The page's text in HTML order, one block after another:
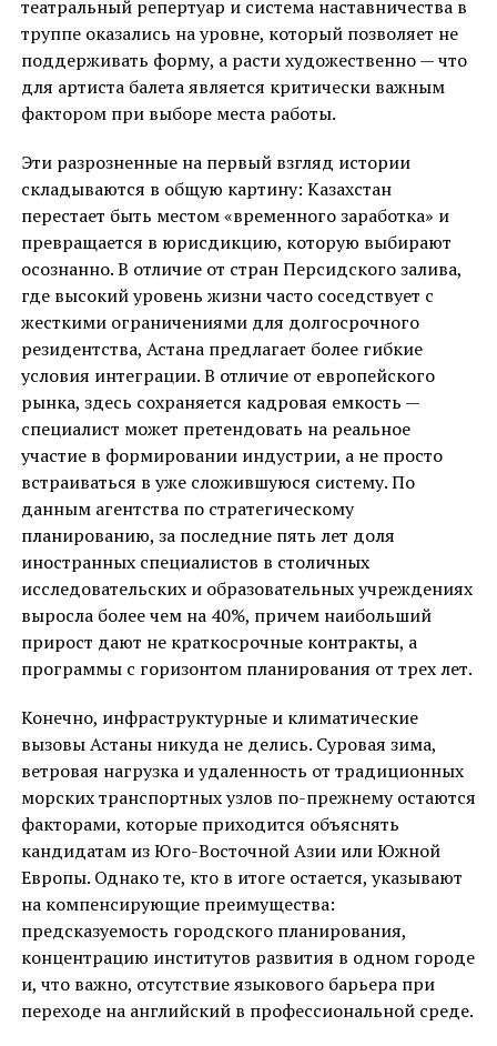
театральный репертуар и система наставничества в
труппе оказались на уровне, который позволяет не
поддерживать форму, а расти художественно — что
для артиста балета является критически важным
фактором при выборе места работы.
Эти разрозненные на первый взгляд истории
складываются в общую картину: Казахстан
перестает быть местом «временного заработка» и
превращается в юрисдикцию, которую выбирают
осознанно. В отличие от стран Персидского залива,
где высокий уровень жизни часто соседствует с
жесткими ограничениями для долгосрочного
резидентства, Астана предлагает более гибкие
условия интеграции. В отличие от европейского
рынка, здесь сохраняется кадровая емкость —
специалист может претендовать на реальное
участие в формировании индустрии, а не просто
встраиваться в уже сложившуюся систему. По
данным агентства по стратегическому
планированию, за последние пять лет доля
иностранных специалистов в столичных
исследовательских и образовательных учреждениях
выросла более чем на 40%, причем наибольший
прирост дают не краткосрочные контракты, а
программы с горизонтом планирования от трех лет.
Конечно, инфраструктурные и климатические
вызовы Астаны никуда не делись. Суровая зима,
ветровая нагрузка и удаленность от традиционных
морских транспортных узлов по-прежнему остаются
факторами, которые приходится объяснять
кандидатам из Юго-Восточной Азии или Южной
Европы. Однако те, кто в итоге остается, указывают
на компенсирующие преимущества:
предсказуемость городского планирования,
концентрацию институтов развития в одном городе
и, что важно, отсутствие языкового барьера при
переходе на английский в профессиональной среде.